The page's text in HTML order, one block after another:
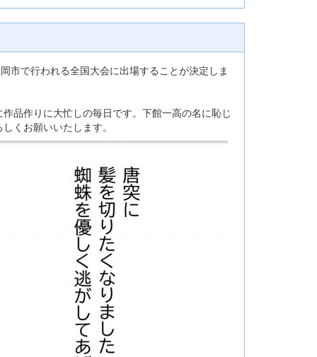
市で行われる全国大会に出場することが決定しま
品作りに大忙しの毎日です。下館一高の名に恥じ
くお願いいたします。